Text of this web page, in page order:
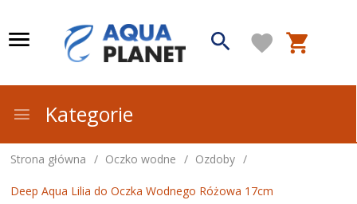
Kategorie
Strona główna Oczko wodne Ozdoby
Deep Aqua Lilia do Oczka Wodnego Różowa 17cm